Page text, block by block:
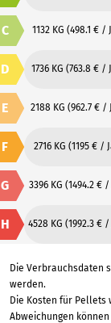
C 1132 KG (498.1 € /
D 1736 KG (763.8 € /
E 2188 KG (962.7 € /
F 2716 KG (1195 € /
G 3396 KG (1494.2 €
H 4528 KG (1992.3 €
Die Verbrauchsdaten
werden.
Die Kosten für
Abweichungen